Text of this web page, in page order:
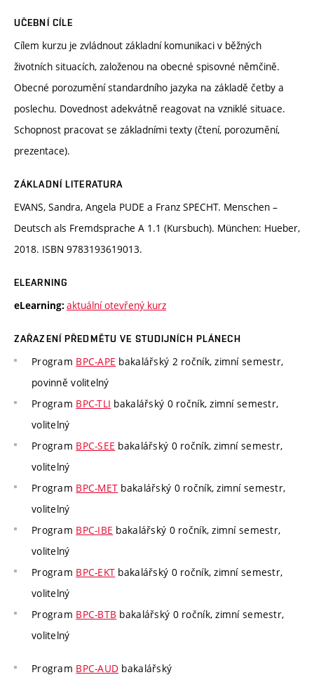
UČEBNÍ CÍLE
Cílem kurzu je zvládnout základní komunikaci v běžných
životních situacích, založenou na obecné spisovné němčině.
Obecné porozumění standardního jazyka na základě četby a
poslechu. Dovednost adekvátně reagovat na vzniklé situace.
Schopnost pracovat se základními texty (čtení, porozumění,
prezentace).
ZÁKLADNÍ LITERATURA
EVANS, Sandra, Angela PUDE a Franz SPECHT. Menschen –
Deutsch als Fremdsprache A 1.1 (Kursbuch). München: Hueber,
2018. ISBN 9783193619013.
ELEARNING
eLearning: aktuální otevřený kurz
ZAŘAZENÍ PŘEDMĚTU VE STUDIJNÍCH PLÁNECH
Program BPC-APE bakalářský 2 ročník, zimní semestr,
povinně volitelný
Program BPC-TLI bakalářský 0 ročník, zimní semestr,
volitelný
Program BPC-SEE bakalářský 0 ročník, zimní semestr,
volitelný
Program BPC-MET bakalářský 0 ročník, zimní semestr,
volitelný
Program BPC-IBE bakalářský 0 ročník, zimní semestr,
volitelný
Program BPC-EKT bakalářský 0 ročník, zimní semestr,
volitelný
Program BPC-BTB bakalářský 0 ročník, zimní semestr,
volitelný
Program BPC-AUD bakalářský